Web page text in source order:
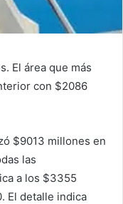
El área que más
con $2086
$9013 millones en
las
a los $3355
El detalle indica